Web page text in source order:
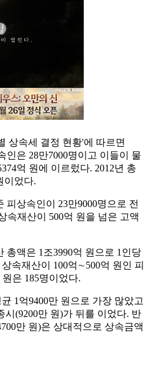
상속세 결정 현황'에 따르면
인은 28만7000명이고 이들이 물
억 원에 이르렀다. 2012년 총
이었다.
피상속인이 23만9000명으로 전
속재산이 500억 원을 넘은 고액
총액은 1조3990억 원으로 1인당
속재산이 100억∼500억 원인 피
은 185명이었다.
1억9400만 원으로 가장 많았고
시(9200만 원)가 뒤를 이었다. 반
만 원)은 상대적으로 상속금액